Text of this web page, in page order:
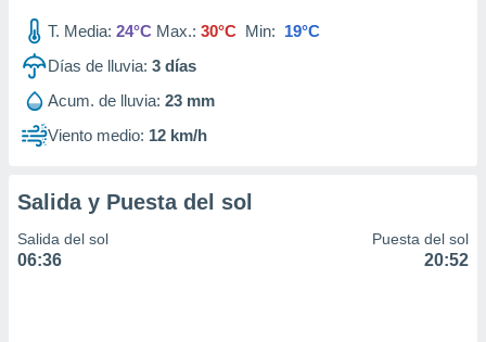
T. Media: 24°C Max.: 30°C Min: 19°C
Días de lluvia: 3 días
Acum. de lluvia: 23 mm
Viento medio: 12 km/h
Salida y Puesta del sol
Salida del sol
06:36
Puesta del sol
20:52